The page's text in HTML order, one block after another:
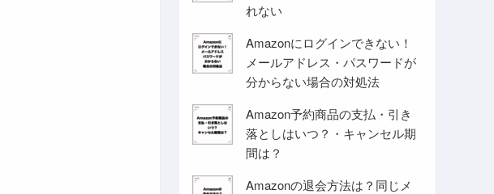
れない
Amazonにログインできない！
メールアドレス・パスワードが
分からない場合の対処法
Amazon予約商品の支払・引き
落としはいつ？・キャンセル期
間は？
Amazonの退会方法は？同じメ